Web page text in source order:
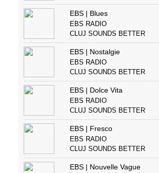
EBS | Blues
EBS RADIO
CLUJ SOUNDS BETTER
EBS | Nostalgie
EBS RADIO
CLUJ SOUNDS BETTER
EBS | Dolce Vita
EBS RADIO
CLUJ SOUNDS BETTER
EBS | Fresco
EBS RADIO
CLUJ SOUNDS BETTER
EBS | Nouvelle Vague